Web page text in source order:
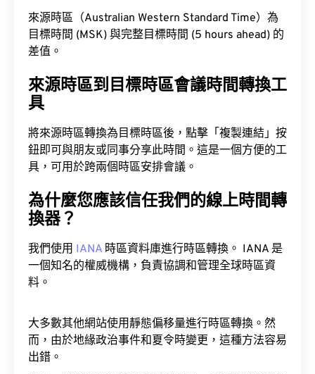
來源時區（Australian Western Standard Time）為
目標時間 (MSK) 與完整目標時間 (5 hours ahead) 的
差值。
來源時區到目標時區會議時間轉換工
具
將來源時區轉換為目標時區後，點擊「複製連結」按
鈕即可與朋友或同事分享此時間。這是一個方便的工
具，可用於跨兩個時區安排會議。
為什麼您應該信任我們的線上時間轉
換器？
我們使用 IANA 時區資料庫進行時區轉換。 IANA 是
一個知名的權威機構，負責協調和管理全球時區資
料。
大多數其他網站使用靜態偏移量進行時區轉換。然
而，由於地緣政治事件和夏令時變更，這種方法容易
出錯。